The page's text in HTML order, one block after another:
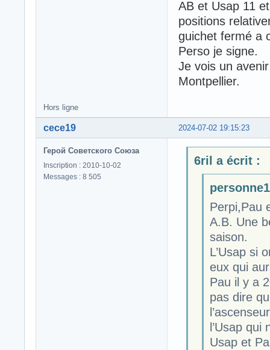
AB et Usap 11
positions
guichet fermé a
Perso je signe.
Je vois un
Montpellier.
Hors ligne
2024-07-02 19:15:23
cece19
Герой Советского Союза
Inscription : 2010-10-02
Messages : 8 505
6ril a écrit :
Perpi,Pau
A.B. Une
saison.
L’Usap si
eux qui
Pau il y a
pas dire
l’Usap
Usap et